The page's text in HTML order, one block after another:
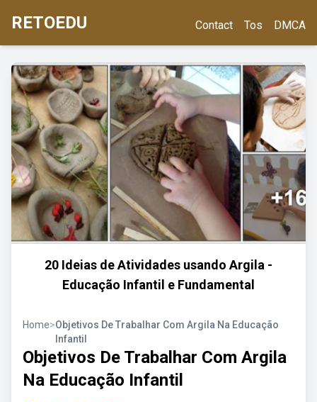
RETOEDU Contact Tos DMCA
20 Ideias de Atividades usando Argila -
Educação Infantil e Fundamental
Home>Objetivos De Trabalhar Com Argila Na Educação
Infantil
Objetivos De Trabalhar Com Argila
Na Educação Infantil